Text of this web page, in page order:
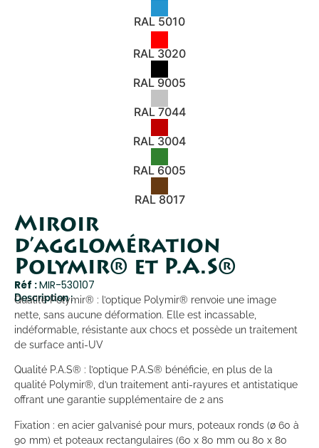
RAL 5010
RAL 3020
RAL 9005
RAL 7044
RAL 3004
RAL 6005
RAL 8017
Miroir
d’agglomération
Polymir® et P.A.S®
Réf :MIR-530107
Description :
Qualité Polymir® : l’optique Polymir® renvoie une image
nette, sans aucune déformation. Elle est incassable,
indéformable, résistante aux chocs et possède un traitement
de surface anti-UV
Qualité P.A.S® : l’optique P.A.S® bénéficie, en plus de la
qualité Polymir®, d’un traitement anti-rayures et antistatique
offrant une garantie supplémentaire de 2 ans
Fixation : en acier galvanisé pour murs, poteaux ronds (ø 60 à
90 mm) et poteaux rectangulaires (60 x 80 mm ou 80 x 80